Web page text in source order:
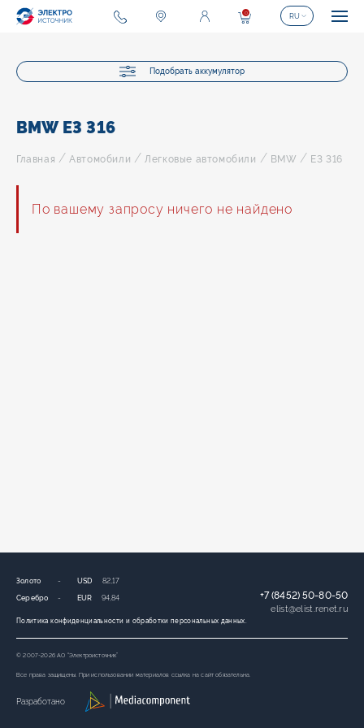
Подобрать аккумулятор
BMW E3 316
Главная /Автомобили /Легковые автомобили / BMW / E3 316
По вашему запросу ничего не найдено
Политика конфиденциальности и обработки персональных данных.
Золото -
Серебро -
USD 82,17
EUR 94,84 +7 (8452) 50-80-50
elist@elist.renet.ru
© 2007-2026 АО “Электроисточник”
Все права защищены. При использовании материалов ссылка на сайт обязательна.
Разработано
0 RU